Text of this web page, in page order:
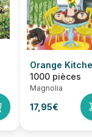
Orange
1000 pièces
Magnolia
17,95€